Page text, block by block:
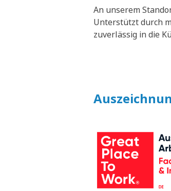
An unserem
Unterstützt durch
zuverlässig in die